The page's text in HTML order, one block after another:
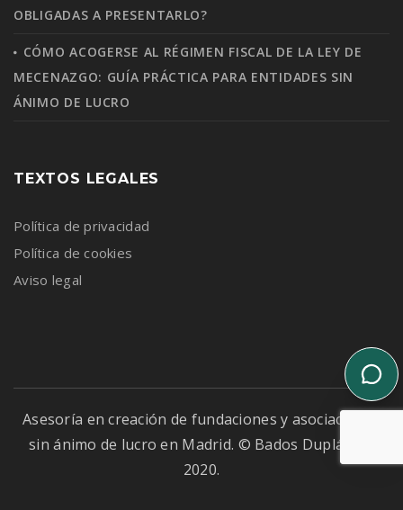
OBLIGADAS A PRESENTARLO?
CÓMO ACOGERSE AL RÉGIMEN FISCAL DE LA LEY DE
MECENAZGO: GUÍA PRÁCTICA PARA ENTIDADES SIN
ÁNIMO DE LUCRO
TEXTOS LEGALES
Política de privacidad
Política de cookies
Aviso legal
Asesoría en creación de fundaciones y asociaciones
sin ánimo de lucro en Madrid. © Bados Duplá, S.L.
2020.